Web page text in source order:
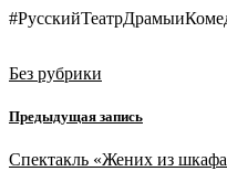
Без рубрики
Предыдущая запись
Спектакль «Жених из